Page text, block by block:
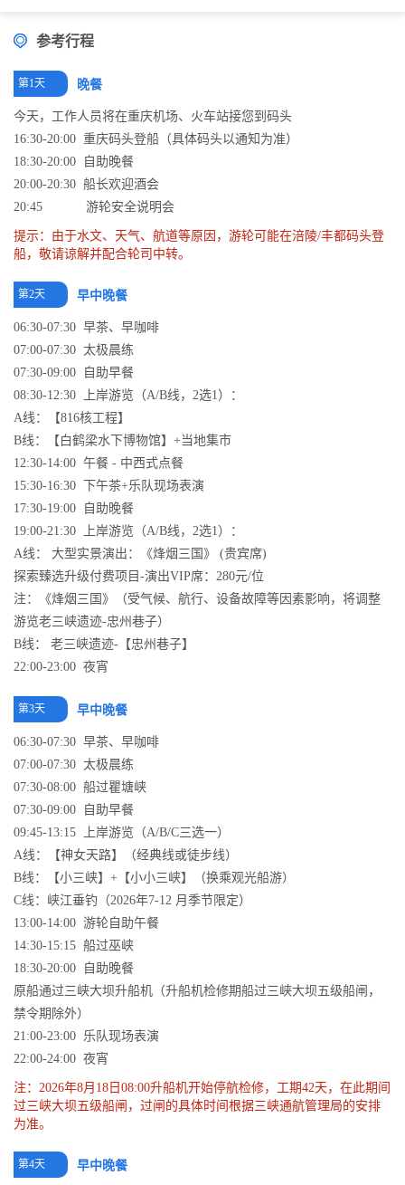
参考行程
第1天 晚餐
今天，工作人员将在重庆机场、火车站接您到码头
16:30-20:00 重庆码头登船（具体码头以通知为准）
18:30-20:00 自助晚餐
20:00-20:30 船长欢迎酒会
20:45 游轮安全说明会
提示：由于水文、天气、航道等原因，游轮可能在涪陵/丰都码头登
船，敬请谅解并配合轮司中转。
第2天 早中晚餐
06:30-07:30 早茶、早咖啡
07:00-07:30 太极晨练
07:30-09:00 自助早餐
08:30-12:30 上岸游览（A/B线，2选1）：
A线：【816核工程】
B线：【白鹤梁水下博物馆】+当地集市
12:30-14:00 午餐 - 中西式点餐
15:30-16:30 下午茶+乐队现场表演
17:30-19:00 自助晚餐
19:00-21:30 上岸游览（A/B线，2选1）：
A线： 大型实景演出：《烽烟三国》 (贵宾席)
探索臻选升级付费项目-演出VIP席：280元/位
注：《烽烟三国》（受气候、航行、设备故障等因素影响，将调整
游览老三峡遗迹-忠州巷子）
B线： 老三峡遗迹-【忠州巷子】
22:00-23:00 夜宵
第3天 早中晚餐
06:30-07:30 早茶、早咖啡
07:00-07:30 太极晨练
07:30-08:00 船过瞿塘峡
07:30-09:00 自助早餐
09:45-13:15 上岸游览（A/B/C三选一）
A线：【神女天路】（经典线或徒步线）
B线：【小三峡】+【小小三峡】（换乘观光船游）
C线：峡江垂钓（2026年7-12 月季节限定）
13:00-14:00 游轮自助午餐
14:30-15:15 船过巫峡
18:30-20:00 自助晚餐
原船通过三峡大坝升船机（升船机检修期船过三峡大坝五级船闸，
禁令期除外）
21:00-23:00 乐队现场表演
22:00-24:00 夜宵
注：2026年8月18日08:00升船机开始停航检修，工期42天，在此期间
过三峡大坝五级船闸，过闸的具体时间根据三峡通航管理局的安排
为准。
第4天 早中晚餐